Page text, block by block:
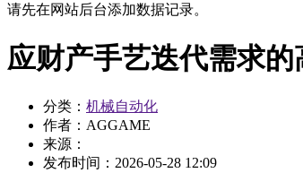
请先在网站后台添加数据记录。
应财产手艺迭代需求
分类： 机械自动化
作者：AGGAME
来源：
发布时间： 2026-05-28 12:09